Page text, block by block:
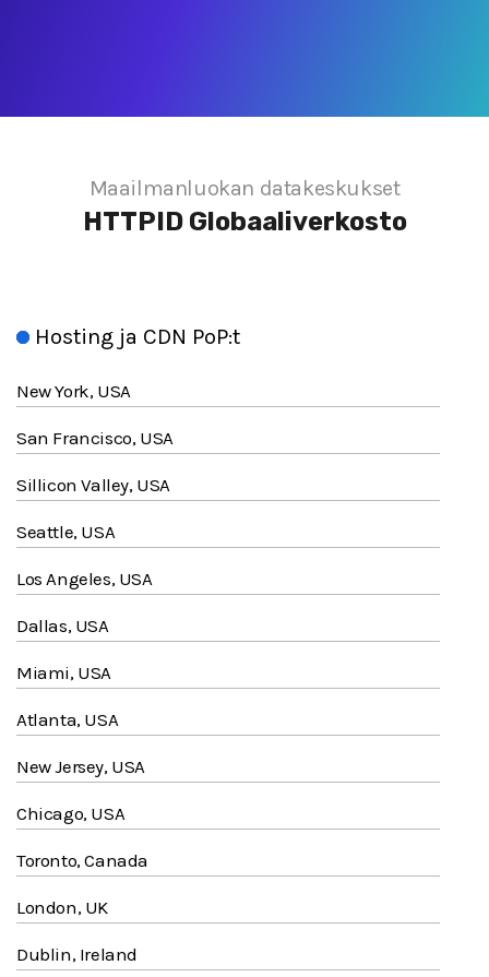
Maailmanluokan datakeskukset
HTTPID Globaaliverkosto
Hosting ja CDN PoP:t
New York, USA
San Francisco, USA
Sillicon Valley, USA
Seattle, USA
Los Angeles, USA
Dallas, USA
Miami, USA
Atlanta, USA
New Jersey, USA
Chicago, USA
Toronto, Canada
London, UK
Dublin, Ireland